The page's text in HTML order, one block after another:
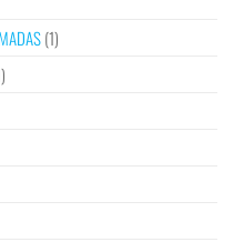
(1)